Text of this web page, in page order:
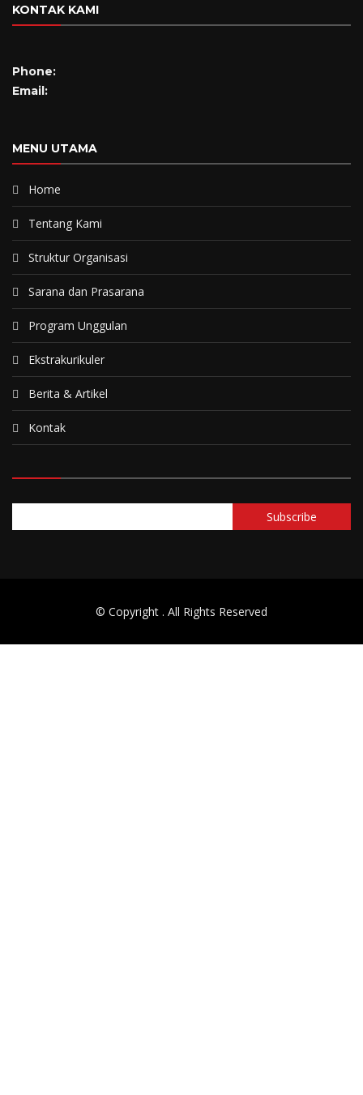
KONTAK KAMI
Phone:
Email:
MENU UTAMA
Home
Tentang Kami
Struktur Organisasi
Sarana dan Prasarana
Program Unggulan
Ekstrakurikuler
Berita & Artikel
Kontak
© Copyright . All Rights Reserved